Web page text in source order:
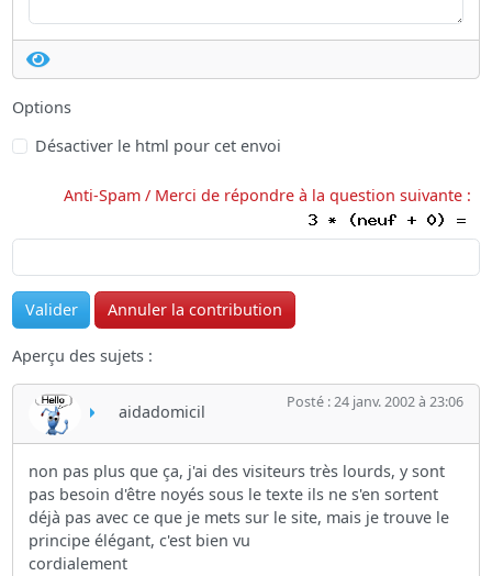
Options
Désactiver le html pour cet envoi
Anti-Spam / Merci de répondre à la question suivante :
Aperçu des sujets :
aidadomicil Posté : 24 janv. 2002 à 23:06
non pas plus que ça, j'ai des visiteurs très lourds, y sont
pas besoin d'être noyés sous le texte ils ne s'en sortent
déjà pas avec ce que je mets sur le site, mais je trouve le
principe élégant, c'est bien vu
cordialement